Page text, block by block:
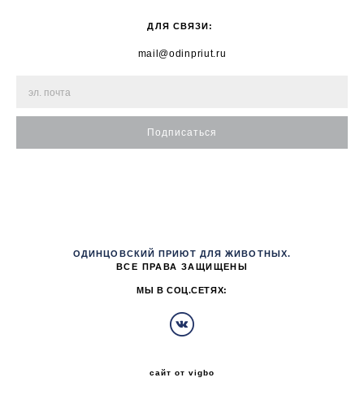
ДЛЯ СВЯЗИ:
mail@odinpriut.ru
Подписаться
ОДИНЦОВСКИЙ ПРИЮТ ДЛЯ ЖИВОТНЫХ.
ВСЕ ПРАВА ЗАЩИЩЕНЫ
МЫ В СОЦ.СЕТЯХ:
сайт от vigbo